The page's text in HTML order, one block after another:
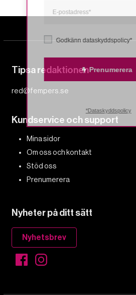
Tipsa redaktionen
red@fempers.se
Kundservice och support
Mina sidor
Om oss och kontakt
Stöd oss
Prenumerera
Nyheter på ditt sätt
Nyhetsbrev
Godkänn dataskyddspolicy*
Prenumerera
*Dataskyddspolicy